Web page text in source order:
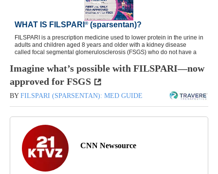
Imagine what’s possible with FILSPARI—now
approved for FSGS
BY FILSPARI (SPARSENTAN): MED GUIDE
CNN Newsource